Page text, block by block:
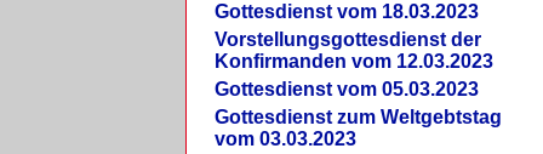
Gottesdienst vom 18.03.2023
Vorstellungsgottesdienst der
Konfirmanden vom 12.03.2023
Gottesdienst vom 05.03.2023
Gottesdienst zum Weltgebtstag
vom 03.03.2023